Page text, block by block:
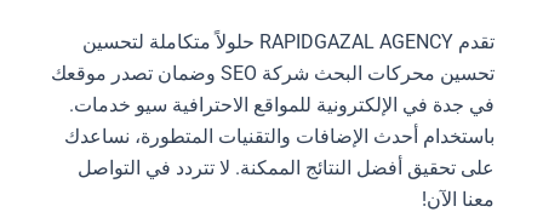
تقدم RAPIDGAZAL AGENCY حلولاً متكاملة لتحسين
تحسين محركات البحث شركة SEO وضمان تصدر موقعك
في جدة في الإلكترونية للمواقع الاحترافية سيو خدمات.
باستخدام أحدث الإضافات والتقنيات المتطورة، نساعدك
على تحقيق أفضل النتائج الممكنة. لا تتردد في التواصل
معنا الآن!